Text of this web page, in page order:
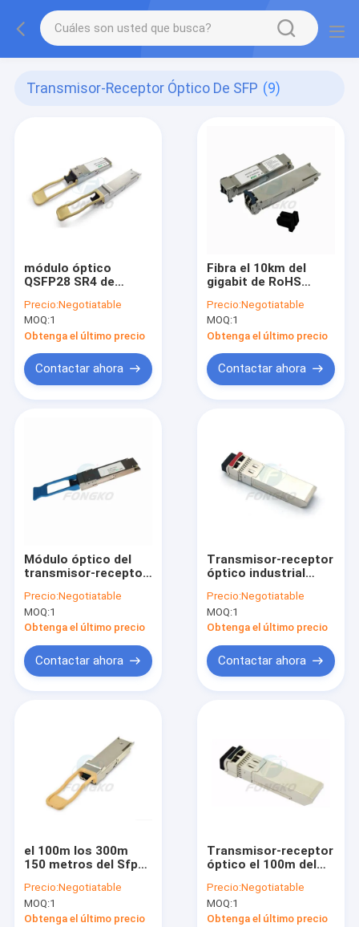
Transmisor-Receptor Óptico De SFP (9)
módulo óptico
QSFP28 SR4 de
transmisor-receptor
de 100Gb/S el 100m
SFP
Precio:Negotiatable
MOQ:1
Obtenga el último precio
Contactar ahora
Fibra el 10km del
gigabit de RoHS
de SFP del
transmisor-receptor
del módulo óptico
del Sfp
Precio:Negotiatable
MOQ:1
Obtenga el último precio
Contactar ahora
Módulo óptico del
transmisor-receptor
2km SFP para
Ethernet 40G
Precio:Negotiatable
MOQ:1
Obtenga el último precio
Contactar ahora
Transmisor-receptor
óptico industrial
SFP+ los 40km SFP
Precio:Negotiatable
MOQ:1
Obtenga el último precio
Contactar ahora
el 100m los 300m
150 metros del Sfp
transmisor-receptor
con varios modos de
funcionamiento
Precio:Negotiatable
MOQ:1
Obtenga el último precio
Transmisor-receptor
óptico el 100m del
Gigabit Ethernet SFP
Precio:Negotiatable
MOQ:1
Obtenga el último precio